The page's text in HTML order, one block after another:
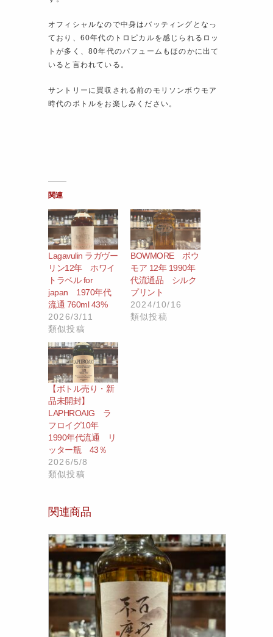
オフィシャルなので中身はバッティングとなっ
ており、60年代のトロピカルを感じられるロッ
トが多く、80年代のパフュームもほのかに出て
いると言われている。
サントリーに買収される前のモリソンボウモア
時代のボトルをお楽しみください。
関連
Lagavulin ラガヴー
リン12年 ホワイ
トラベル for
japan 1970年代
流通 760ml 43%
2026/3/11
類似投稿
BOWMORE ボウ
モア 12年 1990年
代流通品 シルク
プリント
2024/10/16
類似投稿
【ボトル売り・新
品未開封】
LAPHROAIG ラ
フロイグ10年
1990年代流通 リ
ッター瓶 43％
2026/5/8
類似投稿
関連商品